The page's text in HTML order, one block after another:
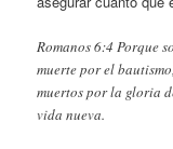
Romanos 6:4 Porque
muerte por el
muertos por la gloria
vida nueva.